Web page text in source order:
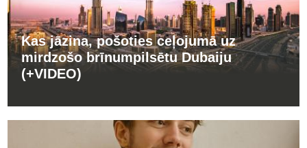
Kas jāzina, pošoties ceļojumā uz
mirdzošo brīnumpilsētu Dubaiju
(+VIDEO)